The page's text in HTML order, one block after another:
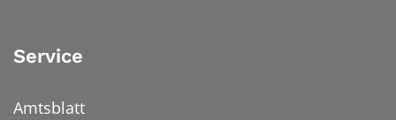
Service
Amtsblatt